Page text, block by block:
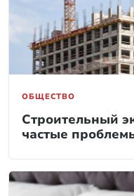
ОБЩЕСТВО
Строительный
частые